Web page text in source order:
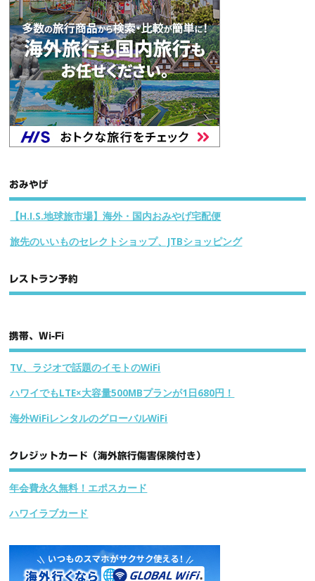
おみやげ
【H.I.S.地球旅市場】海外・国内おみやげ宅配便
旅先のいいものセレクトショップ、JTBショッピング
レストラン予約
携帯、Wi-Fi
TV、ラジオで話題のイモトのWiFi
ハワイでもLTE×大容量500MBプランが1日680円！
海外WiFiレンタルのグローバルWiFi
クレジットカード（海外旅行傷害保険付き）
年会費永久無料！エポスカード
ハワイラブカード